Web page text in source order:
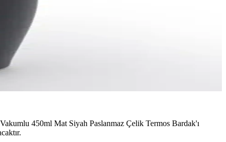
450ml Mat Siyah Paslanmaz Çelik Termos Bardak'ı